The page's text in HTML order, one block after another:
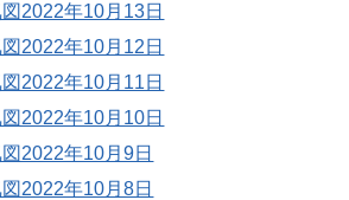
2022年10月13日
2022年10月12日
2022年10月11日
2022年10月10日
2022年10月9日
2022年10月8日